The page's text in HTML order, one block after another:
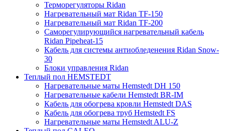
Терморегуляторы Ridan
Нагревательный мат Ridan TF-150
Нагревательный мат Ridan TF-200
Саморегулирующийся нагревательный кабель
Ridan Pipeheat-15
Кабель для системы антиобледенения Ridan Snow-
30
Блоки управления Ridan
Теплый пол HEMSTEDT
Нагревательные маты Hemstedt DH 150
Нагревательные кабели Hemstedt BR-IM
Кабель для обогрева кровли Hemstedt DAS
Кабель для обогрева труб Hemstedt FS
Нагревательные маты Hemstedt ALU-Z